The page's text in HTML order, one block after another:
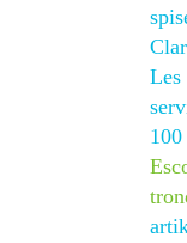
Les